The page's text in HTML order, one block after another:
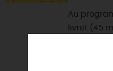
Au
livret (45
d’objets